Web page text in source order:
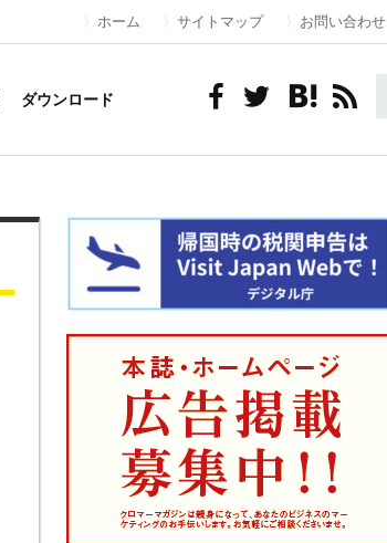
ホーム サイトマップ お問い合わせ
ダウンロード